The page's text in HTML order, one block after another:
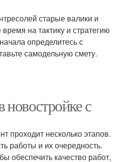
старые валики и
время на тактику и стратегию
определитесь с
самодельную смету.
с
проходит несколько этапов.
работы и их очередность.
обеспечить качество работ,